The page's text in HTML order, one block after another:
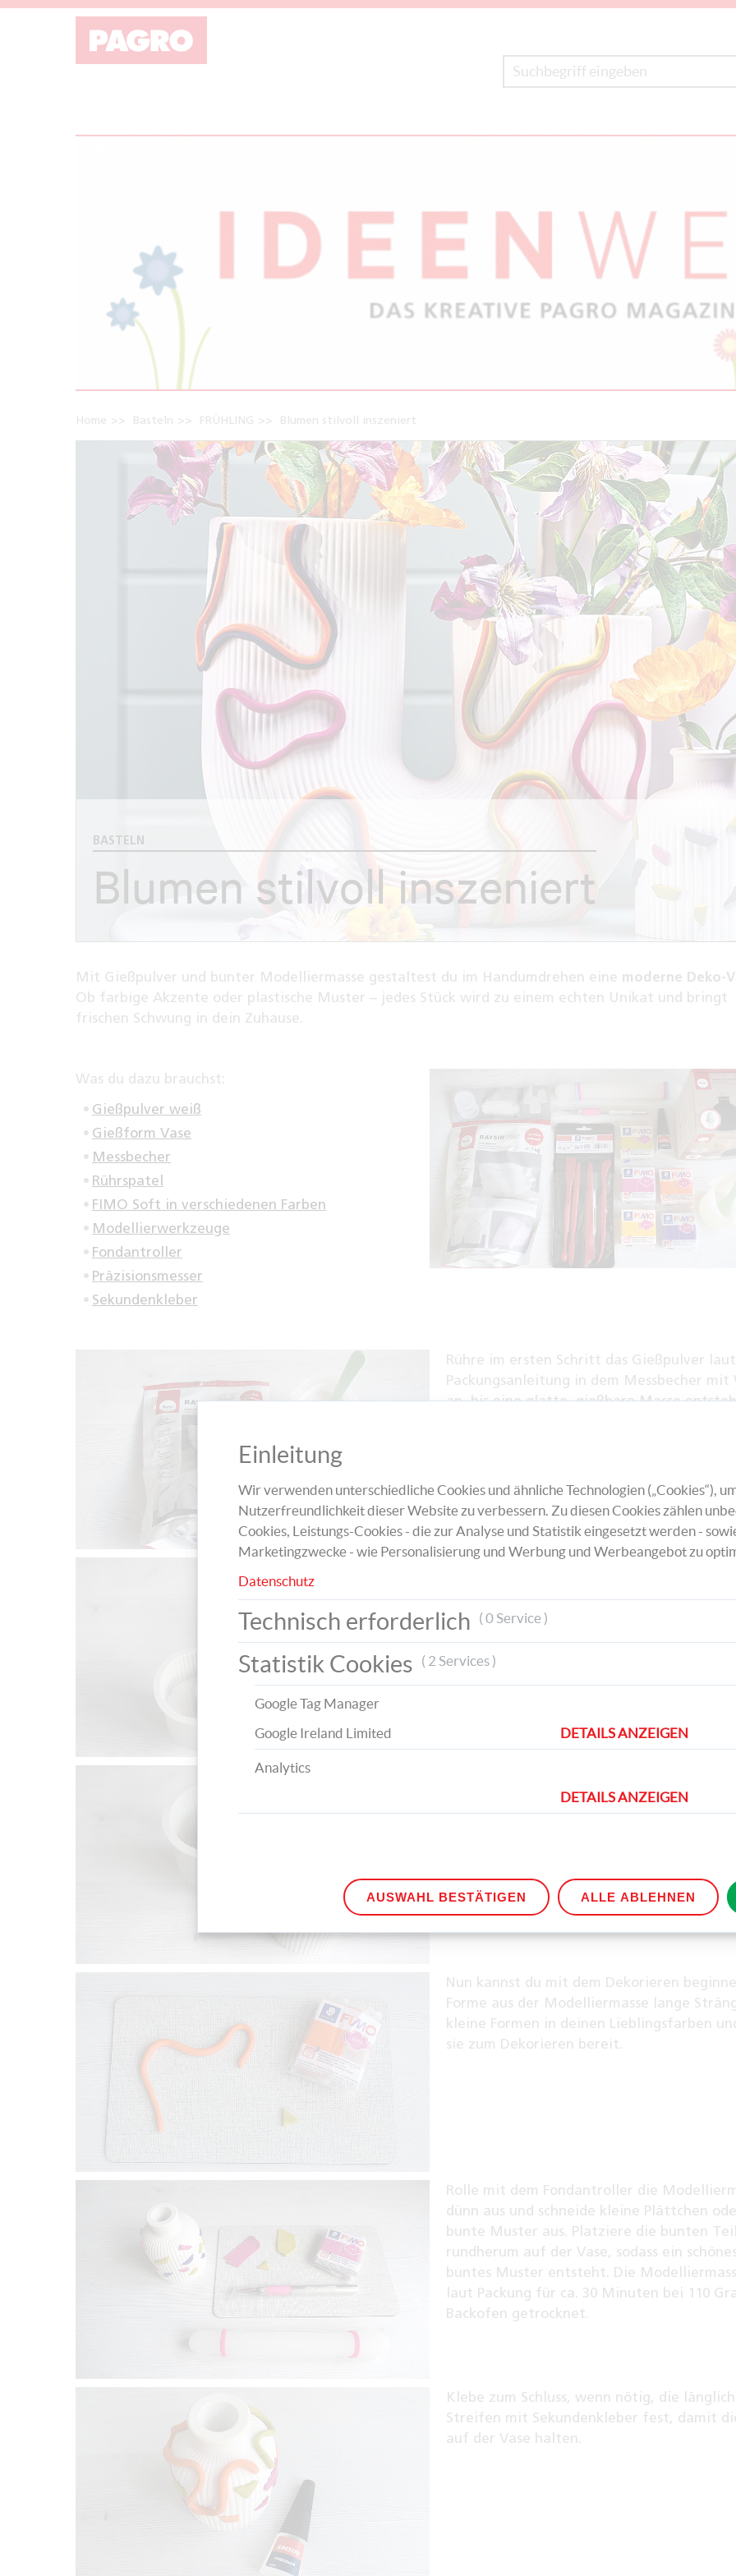
Home Basteln FRÜHLING Blumen stilvoll inszeniert
BASTELN
Blumen stilvoll inszeniert
Mit Gießpulver und bunter Modelliermasse gestaltest du im Handumdrehen eine moderne Deko-
Ob farbige Akzente oder plastische Muster – jedes Stück wird zu einem echten Unikat und bringt
frischen Schwung in dein Zuhause.
Was du dazu brauchst:
Gießpulver weiß
Gießform Vase
Messbecher
Rührspatel
FIMO Soft in verschiedenen Farben
Modellierwerkzeuge
Fondantroller
Präzisionsmesser
Sekundenkleber
Rühre im ersten Schritt das Gießpulver laut
Packungsanleitung in dem Messbecher mit
an, bis eine glatte, gießbare Masse
aushärten und löse anschließend die fertige
aus der Form. So kannst du ganz
Nun kannst du mit dem Dekorieren
Forme aus der Modelliermasse lange
kleine Formen in deinen Lieblingsfarben
sie zum Dekorieren bereit.
Rolle mit dem Fondantroller die
dünn aus und schneide kleine Plättchen
bunte Muster aus. Platziere die bunten
rundherum auf der Vase, sodass ein
buntes Muster entsteht. Die
laut Packung für ca. 30 Minuten bei 110
Backofen getrocknet.
Klebe zum Schluss, wenn nötig, die
Streifen mit Sekundenkleber fest, damit
auf der Vase halten.
Einleitung
Wir verwenden unterschiedliche Cookies und ähnliche Technologien („Cookies“),
Nutzerfreundlichkeit dieser Website zu verbessern. Zu diesen Cookies zählen
Cookies, Leistungs-Cookies - die zur Analyse und Statistik eingesetzt werden -
Marketingzwecke - wie Personalisierung und Werbung und Werbeangebot zu
Datenschutz
Technisch erforderlich ( 0 Service )
Statistik Cookies ( 2 Services )
Google Tag Manager
Google Ireland Limited
DETAILS ANZEIGEN
Analytics
DETAILS ANZEIGEN
AUSWAHL BESTÄTIGEN ALLE ABLEHNEN